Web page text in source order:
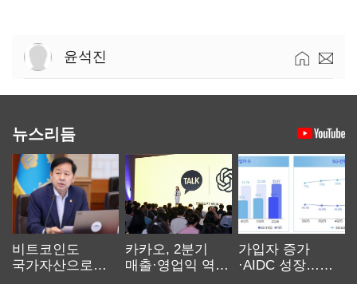
윤석진
뉴스리듬
비트코인도
국가자산으로…'
카카오, 2분기
매출·영업익 역대
가입자 증가
·AIDC 성장…